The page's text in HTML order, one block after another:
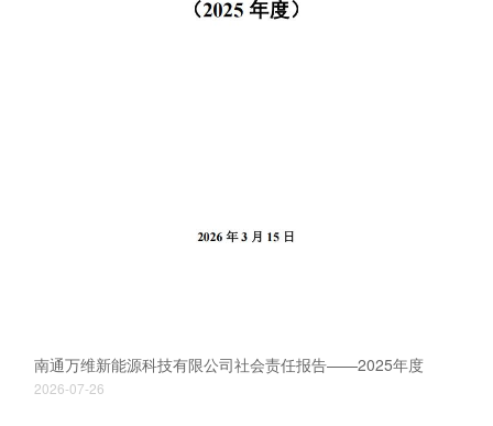
南通万维新能源科技有限公司社会责任报告——2025年度
2026-07-26